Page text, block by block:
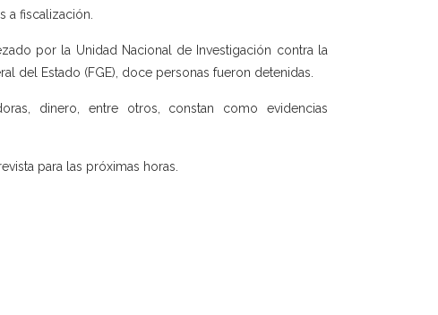
a fiscalización.
por la Unidad Nacional de Investigación contra la
del Estado (FGE), doce personas fueron detenidas.
dinero, entre otros, constan como evidencias
para las próximas horas.